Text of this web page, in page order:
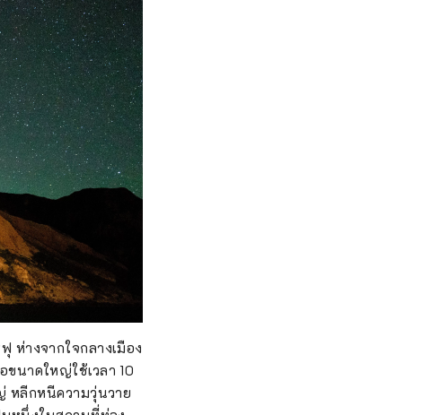
ห่างจากใจกลางเมือง
ขนาดใหญ่ใช้เวลา 10
หลีกหนีความวุ่นวาย